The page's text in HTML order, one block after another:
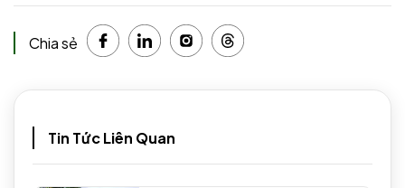
Chia sẻ
Tin Tức Liên Quan